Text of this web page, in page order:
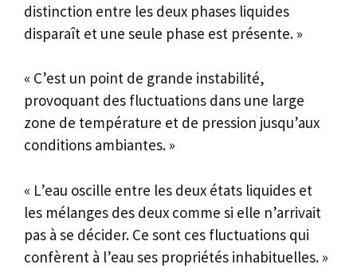
distinction entre les deux phases liquides
disparaît et une seule phase est présente. »
« C’est un point de grande instabilité,
provoquant des fluctuations dans une large
zone de température et de pression jusqu’aux
conditions ambiantes. »
« L’eau oscille entre les deux états liquides et
les mélanges des deux comme si elle n’arrivait
pas à se décider. Ce sont ces fluctuations qui
confèrent à l’eau ses propriétés inhabituelles. »